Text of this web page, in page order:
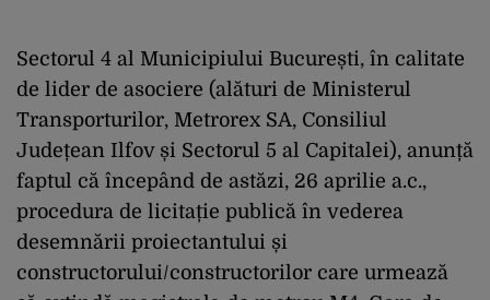
Sectorul 4 al Municipiului București, în calitate
de lider de asociere (alături de Ministerul
Transporturilor, Metrorex SA, Consiliul
Județean Ilfov și Sectorul 5 al Capitalei), anunță
faptul că începând de astăzi, 26 aprilie a.c.,
procedura de licitație publică în vederea
desemnării proiectantului și
constructorului/constructorilor care urmează